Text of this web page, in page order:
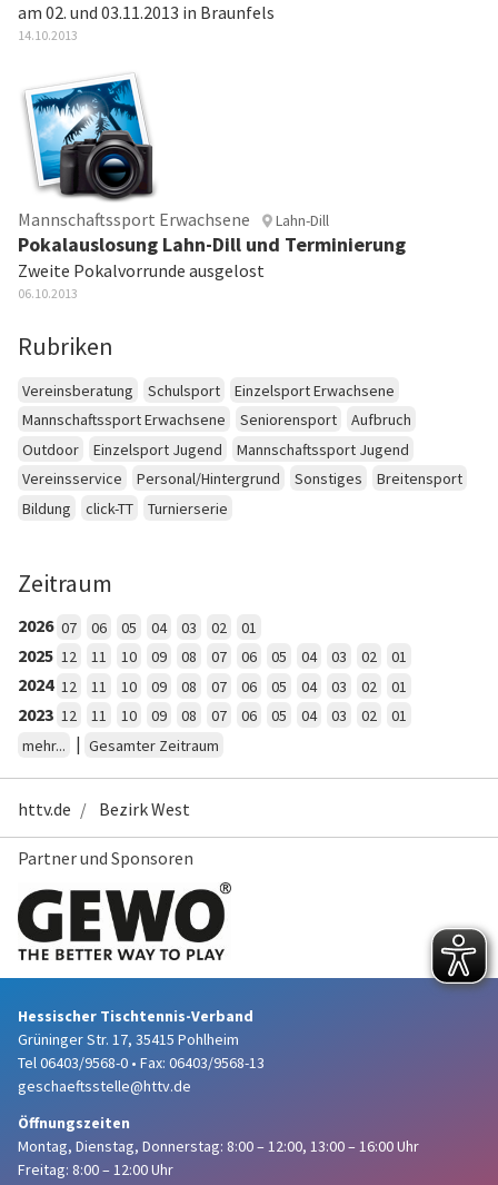
am 02. und 03.11.2013 in Braunfels
14.10.2013
Mannschaftssport Erwachsene Lahn-Dill
Pokalauslosung Lahn-Dill und Terminierung
Zweite Pokalvorrunde ausgelost
06.10.2013
Rubriken
Vereinsberatung Schulsport
Einzelsport Erwachsene
Mannschaftssport Erwachsene
Seniorensport
Aufbruch
Outdoor
Einzelsport Jugend
Mannschaftssport Jugend
Vereinsservice
Personal/Hintergrund Sonstiges
Breitensport
Bildung
click-TT Turnierserie
Zeitraum
2026 07 06 05 04 03 02 01
2025 12 11 10 09 08 07 06 05 04 03 02 01
2024 12 11 10 09 08 07 06 05 04 03 02 01
2023 12 11 10 09 08 07 06 05 04 03 02
01
mehr...
| Gesamter Zeitraum
httv.de Bezirk West
Partner und Sponsoren
Hessischer Tischtennis-Verband
Grüninger Str. 17, 35415 Pohlheim
Tel 06403/9568-0 • Fax: 06403/9568-13
geschaeftsstelle@httv.de
Öffnungszeiten
Montag, Dienstag, Donnerstag: 8:00 – 12:00, 13:00 – 16:00 Uhr
Freitag: 8:00 – 12:00 Uhr